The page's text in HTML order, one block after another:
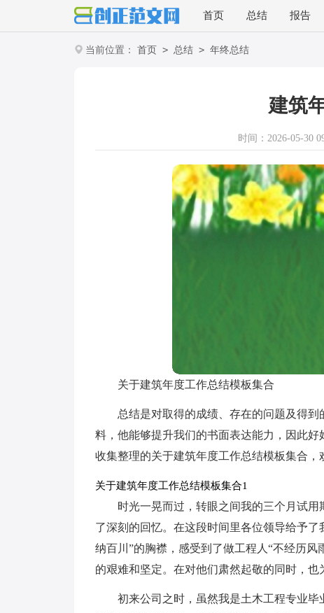
首页 总结 报告
当前位置： 首页 > 总结 > 年终总结
建筑
时间：2026-05-30
关于建筑年度工作总结模板集合
总结是对取得的成绩、存在的问题及得
料，他能够提升我们的书面表达能力，因此
收集整理的关于建筑年度工作总结模板集合，
关于建筑年度工作总结模板集合1
时光一晃而过，转眼之间我的三个月试
了深刻的回忆。在这段时间里各位领导给予
纳百川”的胸襟，感受到了做工程人“不经历
的艰难和坚定。在对他们肃然起敬的同时，也
初来公司之时，虽然我是土木工程专业